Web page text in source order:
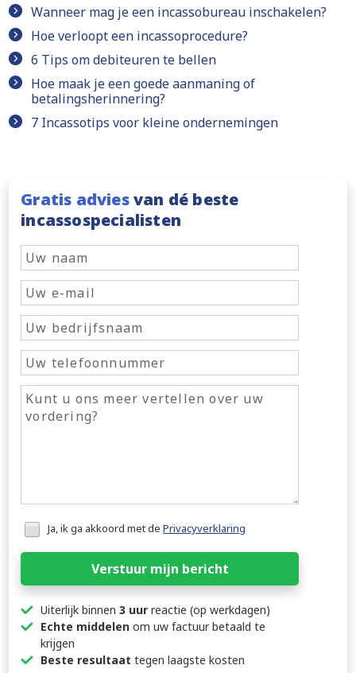
Wanneer mag je een incassobureau inschakelen?
Hoe verloopt een incassoprocedure?
6 Tips om debiteuren te bellen
Hoe maak je een goede aanmaning of
betalingsherinnering?
7 Incassotips voor kleine ondernemingen
Gratis adviesvan dé beste
incassospecialisten
Honeypot
data
Ja, ik ga akkoord met dePrivacyverklaring
Verstuur mijn bericht
Uiterlijk binnen3 uur reactie (op werkdagen)
Echte middelen om uw factuur betaald te
krijgen
Beste resultaat tegen laagste kosten